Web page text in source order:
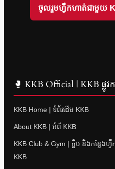
ចូលរួមហ្វឹកហាត់ជាមួយ
🥊 KKB Official | KKB ផ្លូវក
KKB Home | ទំព័រដើម KKB
About KKB | អំពី KKB
KKB Club & Gym | ក្លឹប និងកន្លែងហ្
KKB